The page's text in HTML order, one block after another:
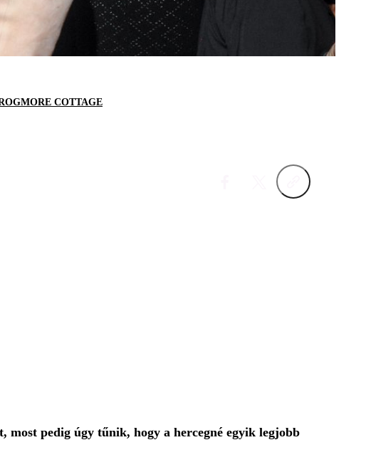
COTTAGE
pedig úgy tűnik, hogy a hercegné egyik legjobb